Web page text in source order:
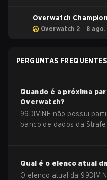
Overwatch
Pacific
Overwatch 2 8
PERGUNTAS FREQUENTES
Quando é a próxima
Overwatch?
99DIVINE não possui
banco de dados da Strafe.
Qual é o elenco atual da
O elenco atual da